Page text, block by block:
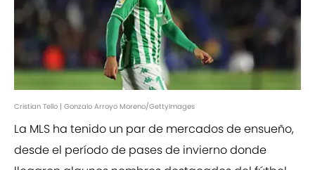
Cristian Tello | Gonzalo Arroyo Moreno/GettyImages
La MLS ha tenido un par de mercados de ensueño,
desde el período de pases de invierno donde